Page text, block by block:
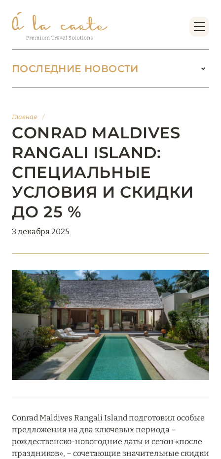
Главная /
CONRAD MALDIVES
RANGALI ISLAND:
СПЕЦИАЛЬНЫЕ
УСЛОВИЯ И СКИДКИ
ДО 25 %
3 декабря 2025
ПОСЛЕДНИЕ НОВОСТИ
БУТИК-КУРОРТЫ МАЛЬДИВСКИХ ОСТРОВОВ
Подробнее
01 июня 2026
JUMEIRAH OLHAHALI ISLAND MALDIVES: ВАШ
ОАЗИС ТЕПЛА И ИЗЫСКАННОСТИ
THE ST. REGIS MALDIVES VOMMULI:
МАНИФЕСТ ЭСТЕТИКИ В САМОМ СЕРДЦЕ
ОКЕАНА
Подробнее
27 апреля 2026
ПОЛНАЯ ПЕРЕЗАГРУЗКА: JUMEIRAH BALI,
ПРЯМОЙ ПЕРЕЛЁТ
20 марта 2026
MARCH GRAND ESCAPE: ПРЕДЛОЖЕНИЕ ОТ Á
Conrad Maldives Rangali Island подготовил особые
предложения на два ключевых периода –
рождественско-новогодние даты и сезон «после
праздников», – сочетающие значительные скидки